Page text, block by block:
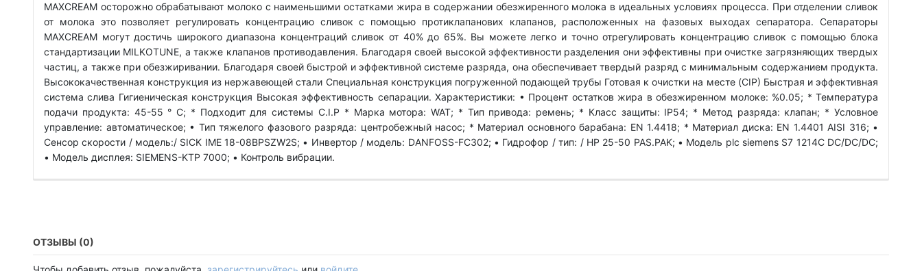
MAXCREAM осторожно обрабатывают молоко с наименьшими остатками жира в содержании обезжиренного молока в идеальных условиях процесса. При отделении сливок
от молока это позволяет регулировать концентрацию сливок с помощью протиклапанових клапанов, расположенных на фазовых выходах сепаратора. Сепараторы
MAXCREAM могут достичь широкого диапазона концентраций сливок от 40% до 65%. Вы можете легко и точно отрегулировать концентрацию сливок с помощью блока
стандартизации MILKOTUNE, а также клапанов противодавления. Благодаря своей высокой эффективности разделения они эффективны при очистке загрязняющих твердых
частиц, а также при обезжиривании. Благодаря своей быстрой и эффективной системе разряда, она обеспечивает твердый разряд с минимальным содержанием продукта.
Высококачественная конструкция из нержавеющей стали Специальная конструкция погруженной подающей трубы Готовая к очистки на месте (CIP) Быстрая и эффективная
система слива Гигиеническая конструкция Высокая эффективность сепарации. Характеристики: • Процент остатков жира в обезжиренном молоке: %0.05; * Температура
подачи продукта: 45-55 ° C; * Подходит для системы C.I.P * Марка мотора: WAT; * Тип привода: ремень; * Класс защиты: IP54; * Метод разряда: клапан; * Условное
управление: автоматическое; • Тип тяжелого фазового разряда: центробежный насос; * Материал основного барабана: EN 1.4418; * Материал диска: EN 1.4401 AISI 316; •
Сенсор скорости / модель:/ SICK IME 18-08BPSZW2S; • Инвертор / модель: DANFOSS-FC302; • Гидрофор / тип: / HP 25-50 PAS.PAK; • Модель plc siemens S7 1214C DC/DC/DC;
• Модель дисплея: SIEMENS-KTP 7000; • Контроль вибрации.
ОТЗЫВЫ (0)